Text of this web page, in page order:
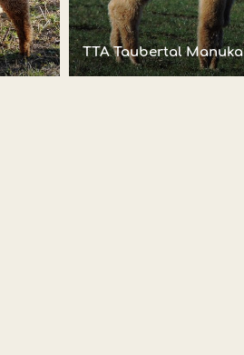
TTA Taubertal Manuka